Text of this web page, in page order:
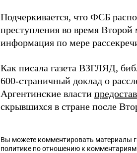
Подчеркивается, что ФСБ
преступления во время
информация по мере
Как писала газета ВЗГЛЯД,
600-страничный доклад о
Аргентинские власти
скрывшихся в стране после
Вы можете комментировать материалы
политике по отношению к комментариям